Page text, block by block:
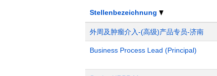
Stellenbezeichnung
外周及肿瘤介入-(高级)产品专员-济南
Business Process Lead (Principal)